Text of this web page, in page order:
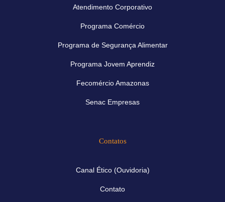
Atendimento Corporativo
Programa Comércio
Programa de Segurança Alimentar
Programa Jovem Aprendiz
Fecomércio Amazonas
Senac Empresas
Contatos
Canal Ético (Ouvidoria)
Contato